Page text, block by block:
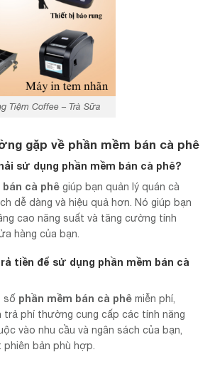
Tiệm Coffee – Trà Sữa
gặp về phần mềm bán cà phê
sử dụng phần mềm bán cà phê?
bán cà phê giúp bạn quản lý quán cà
dễ dàng và hiệu quả hơn. Nó giúp bạn
cao năng suất và tăng cường tính
hàng của bạn.
tiền để sử dụng phần mềm bán cà
số phần mềm bán cà phê miễn phí,
trả phí thường cung cấp các tính năng
vào nhu cầu và ngân sách của bạn,
bản phù hợp.